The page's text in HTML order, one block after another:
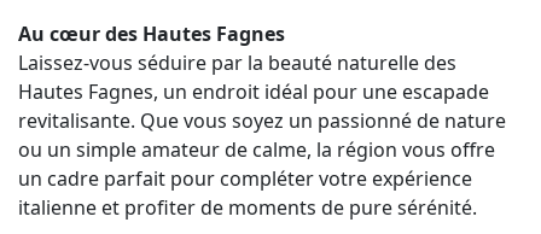
Au cœur des Hautes Fagnes
Laissez-vous séduire par la beauté naturelle des
Hautes Fagnes, un endroit idéal pour une escapade
revitalisante. Que vous soyez un passionné de nature
ou un simple amateur de calme, la région vous offre
un cadre parfait pour compléter votre expérience
italienne et profiter de moments de pure sérénité.